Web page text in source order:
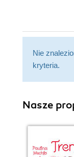
and fast
parallel Julia
With Julia
friendly, fast
programmers.
Professor of
Computer
MIT
Nie
kryteria.
Nasze